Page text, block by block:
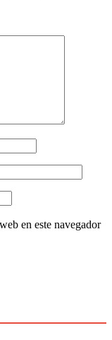
en este navegador